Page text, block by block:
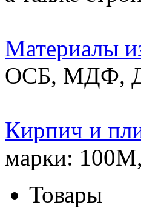
Материалы
ОСБ, МДФ,
Кирпич и
марки:
Товары